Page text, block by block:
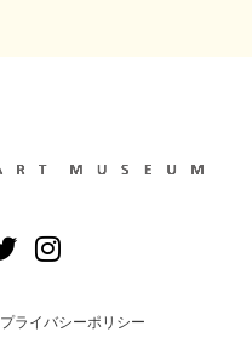
プライバシーポリシー